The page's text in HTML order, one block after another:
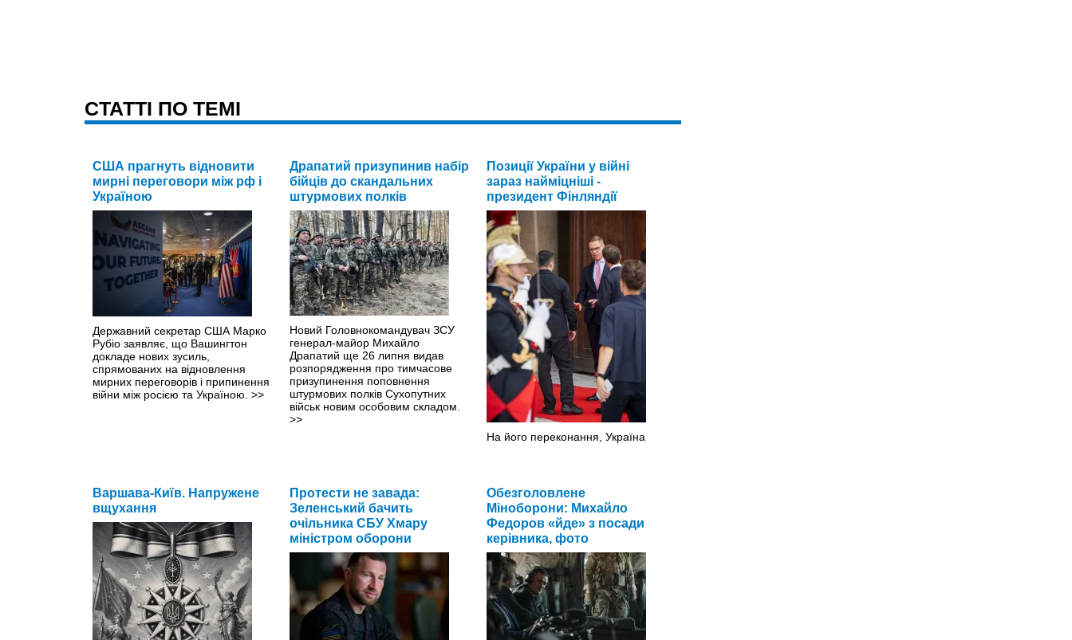
CТАТТІ ПО ТЕМІ
США прагнуть відновити
мирні переговори між рф і
Україною
Державний секретар США Марко
Рубіо заявляє, що Вашингтон
докладе нових зусиль,
спрямованих на відновлення
мирних переговорів і припинення
війни між росією та Україною. >>
Драпатий призупинив набір
бійців до скандальних
штурмових полків
Новий Головнокомандувач ЗСУ
генерал-майор Михайло
Драпатий ще 26 липня видав
розпорядження про тимчасове
призупинення поповнення
штурмових полків Сухопутних
військ новим особовим складом.
>>
Позиції України у війні
зараз найміцніші -
президент Фінляндії
На його переконання, Україна
Варшава-Київ. Напружене
вщухання
Протести не завада:
Зеленський бачить
очільника СБУ Хмару
міністром оборони
Обезголовлене
Міноборони: Михайло
Федоров «йде» з посади
керівника, фото